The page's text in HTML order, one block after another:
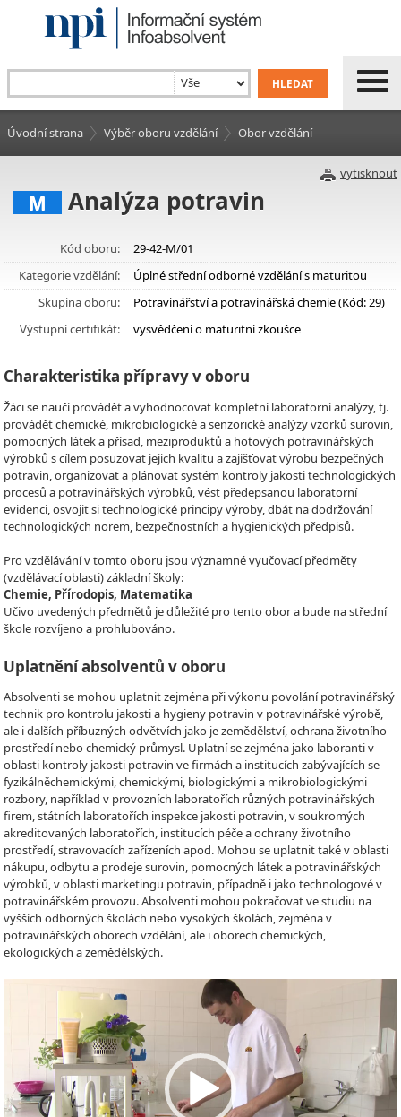
Úvodní strana Výběr oboru vzdělání Obor vzdělání
vytisknout
M Analýza potravin
Kód oboru:
29-42-M/01
Kategorie vzdělání:
Úplné střední odborné vzdělání s maturitou
Skupina oboru:
Potravinářství a potravinářská chemie (Kód: 29)
Výstupní certifikát:
vysvědčení o maturitní zkoušce
Charakteristika přípravy v oboru
Žáci se naučí provádět a vyhodnocovat kompletní laboratorní analýzy, tj.
provádět chemické, mikrobiologické a senzorické analýzy vzorků surovin,
pomocných látek a přísad, meziproduktů a hotových potravinářských
výrobků s cílem posuzovat jejich kvalitu a zajišťovat výrobu bezpečných
potravin, organizovat a plánovat systém kontroly jakosti technologických
procesů a potravinářských výrobků, vést předepsanou laboratorní
evidenci, osvojit si technologické principy výroby, dbát na dodržování
technologických norem, bezpečnostních a hygienických předpisů.
Pro vzdělávání v tomto oboru jsou významné vyučovací předměty
(vzdělávací oblasti) základní školy:
Chemie, Přírodopis, Matematika
Učivo uvedených předmětů je důležité pro tento obor a bude na střední
škole rozvíjeno a prohlubováno.
Uplatnění absolventů v oboru
Absolventi se mohou uplatnit zejména při výkonu povolání potravinářský
technik pro kontrolu jakosti a hygieny potravin v potravinářské výrobě,
ale i dalších příbuzných odvětvích jako je zemědělství, ochrana životního
prostředí nebo chemický průmysl. Uplatní se zejména jako laboranti v
oblasti kontroly jakosti potravin ve firmách a institucích zabývajících se
fyzikálněchemickými, chemickými, biologickými a mikrobiologickými
rozbory, například v provozních laboratořích různých potravinářských
firem, státních laboratořích inspekce jakosti potravin, v soukromých
akreditovaných laboratořích, institucích péče a ochrany životního
prostředí, stravovacích zařízeních apod. Mohou se uplatnit také v oblasti
nákupu, odbytu a prodeje surovin, pomocných látek a potravinářských
výrobků, v oblasti marketingu potravin, případně i jako technologové v
potravinářském provozu. Absolventi mohou pokračovat ve studiu na
vyšších odborných školách nebo vysokých školách, zejména v
potravinářských oborech vzdělání, ale i oborech chemických,
ekologických a zemědělských.